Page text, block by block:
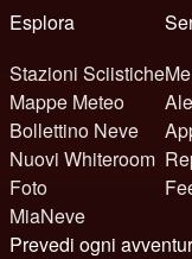
Esplora
Stazioni Sciistiche
Mappe Meteo
Bollettino Neve
Nuovi Whiteroom
Foto
MiaNeve
Prevedi ogni